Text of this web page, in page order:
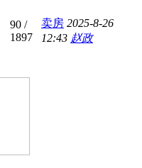
90 /
1897
卖房 2025-8-26
12:43 赵政